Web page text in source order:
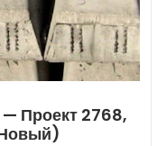
Проект 2768,